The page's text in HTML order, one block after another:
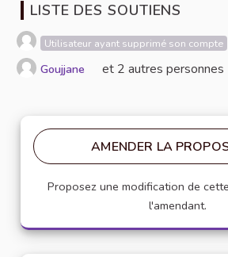
LISTE DES SOUTIENS
Utilisateur ayant supprimé son compte
Goujjane
et 2 autres personnes
AMENDER LA
Proposez une modification de
l'amendant.